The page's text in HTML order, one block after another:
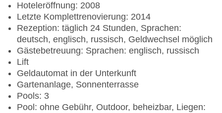
Hoteleröffnung: 2008
Letzte Komplettrenovierung: 2014
Rezeption: täglich 24 Stunden, Sprachen:
deutsch, englisch, russisch, Geldwechsel möglich
Gästebetreuung: Sprachen: englisch, russisch
Lift
Geldautomat in der Unterkunft
Gartenanlage, Sonnenterrasse
Pools: 3
Pool: ohne Gebühr, Outdoor, beheizbar, Liegen: